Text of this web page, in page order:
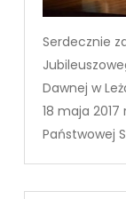
Serdecznie
Dawnej w
18 maja
Państwowej